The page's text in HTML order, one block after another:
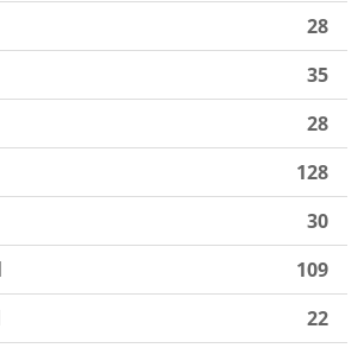
28
35
28
128
30
109
22